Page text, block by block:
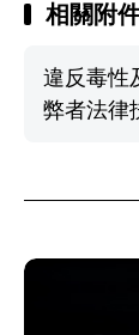
相關附
違反毒性
弊者法律